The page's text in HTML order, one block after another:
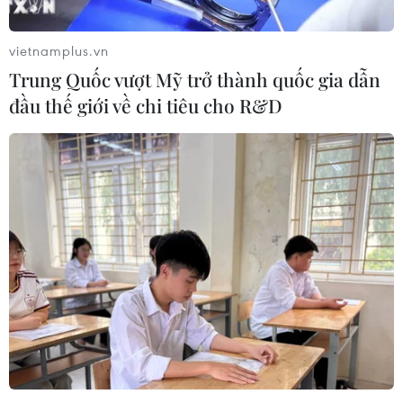
CƠ QUAN CHỦ QUẢN: THÔNG TẤN XÃ VIỆT NAM
Tổng Biên tập: TRẦN TIẾN DUẨN
Phó Tổng Biên tập: NGUYỄN THỊ TÁM, KHÚC THANH
THỦY
Sở hữu trí tuệ
Quy định sử dụng
RSS
Hỗ trợ
vietnamplus.vn
Trung Quốc vượt Mỹ trở thành quốc gia dẫn
đầu thế giới về chi tiêu cho R&D